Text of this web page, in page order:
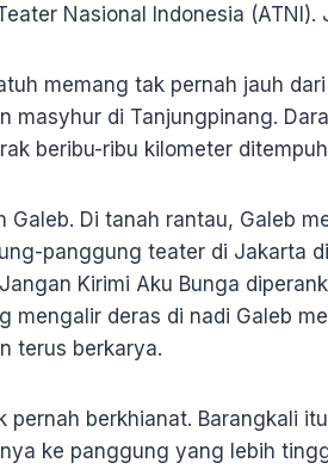
Nasional Indonesia
memang tak pernah jauh
masyhur di Tanjungpinang.
beribu-ribu kilometer
Galeb. Di tanah rantau, Galeb
panggung teater di Jakarta
Kirimi Aku Bunga
mengalir deras di nadi Galeb
terus berkarya.
berkhianat. Barangkali
ke panggung yang lebih